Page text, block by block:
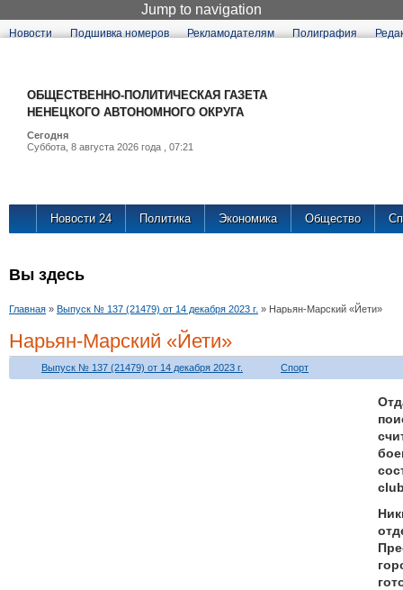
Jump to navigation
Новости Подшивка номеров Рекламодателям Полиграфия
Новости 24 Политика Экономика Общество
Вы здесь
Главная » Выпуск № 137 (21479) от 14 декабря 2023 г. » Нарьян-Марский «Йети»
Нарьян-Марский «Йети»
Выпуск № 137 (21479) от 14 декабря 2023 г. Спорт